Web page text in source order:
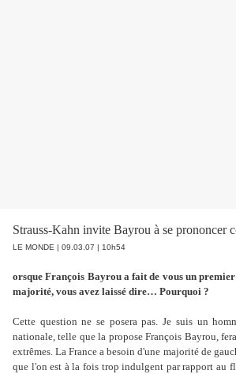
Strauss-Kahn invite Bayrou à se prononcer
LE MONDE | 09.03.07 | 10h54
orsque François Bayrou a fait de vous un
majorité, vous avez laissé dire… Pourquoi ?
Cette question ne se posera pas. Je suis un
nationale, telle que la propose François Bayrou,
extrêmes. La France a besoin d'une majorité de
que l'on est à la fois trop indulgent par rapport au